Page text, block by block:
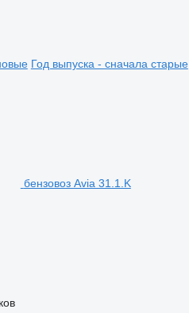
Год выпуска - сначала старые
бензовоз Avia 31.1.K